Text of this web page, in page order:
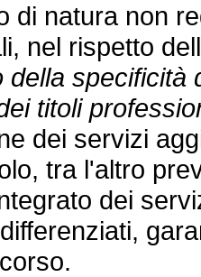
di natura non
nel rispetto
della specificità
titoli
dei servizi
tra l'altro
dei